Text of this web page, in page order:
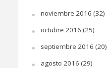
noviembre 2016 (32)
octubre 2016 (25)
septiembre 2016 (20)
agosto 2016 (29)